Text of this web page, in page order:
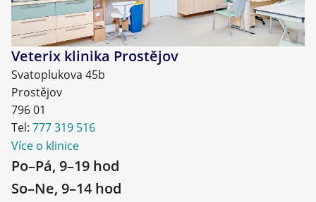
Veterix klinika Prostějov
Svatoplukova 45b
Prostějov
796 01
Tel: 777 319 516
Více o klinice
Po–Pá, 9–19 hod
So–Ne, 9–14 hod